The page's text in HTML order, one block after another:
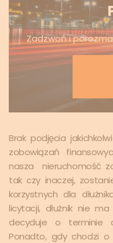
Zadzwoń i
Brak podjęcia
zobowiązań
nasza nieruchomość
tak czy inaczej,
korzystnych dla
licytacji, dłużnik nie
decyduje o terminie
Ponadto, gdy chodzi o